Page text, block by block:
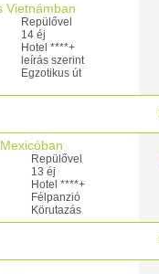
Vietnámban
Repülővel
14 éj
Hotel ****+
leírás szerint
Egzotikus út
Repülővel
13 éj
Hotel ****+
Félpanzió
Körutazás